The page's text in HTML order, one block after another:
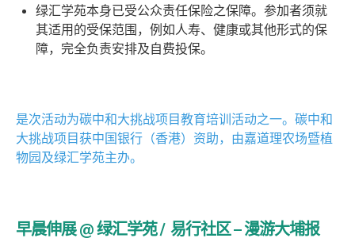
绿汇学苑本身已受公众责任保险之保障。参加者须就
其适用的受保范围，例如人寿、健康或其他形式的保
障，完全负责安排及自费投保。
是次活动为碳中和大挑战项目教育培训活动之一。碳中和
大挑战项目获中国银行（香港）资助，由嘉道理农场暨植
物园及绿汇学苑主办。
早晨伸展 @ 绿汇学苑 / 易行社区 – 漫游大埔报